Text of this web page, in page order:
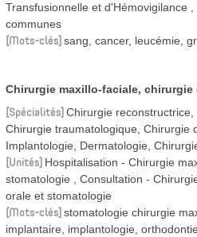
Transfusionnelle et d'Hémovigilance
communes
Mots-clés sang, cancer, leucémie,
Chirurgie maxillo-faciale,
Spécialités Chirurgie reconstructrice,
Chirurgie traumatologique, Chirurgie
Implantologie, Dermatologie,
Unités Hospitalisation - Chirurgie
stomatologie
Consultation -
orale et stomatologie
Mots-clés stomatologie chirurgie
implantaire, implantologie,